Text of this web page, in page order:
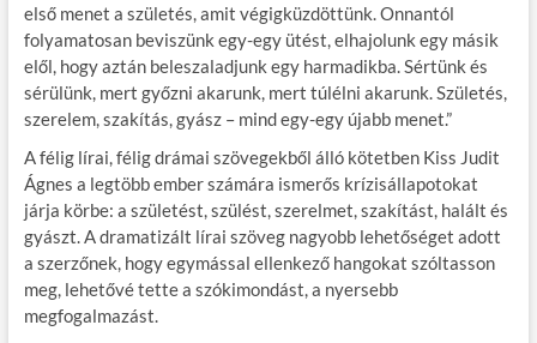
első menet a születés, amit végigküzdöttünk. Onnantól
folyamatosan beviszünk egy-egy ütést, elhajolunk egy másik
elől, hogy aztán beleszaladjunk egy harmadikba. Sértünk és
sérülünk, mert győzni akarunk, mert túlélni akarunk. Születés,
szerelem, szakítás, gyász – mind egy-egy újabb menet.”
A félig lírai, félig drámai szövegekből álló kötetben Kiss Judit
Ágnes a legtöbb ember számára ismerős krízisállapotokat
járja körbe: a születést, szülést, szerelmet, szakítást, halált és
gyászt. A dramatizált lírai szöveg nagyobb lehetőséget adott
a szerzőnek, hogy egymással ellenkező hangokat szóltasson
meg, lehetővé tette a szókimondást, a nyersebb
megfogalmazást.